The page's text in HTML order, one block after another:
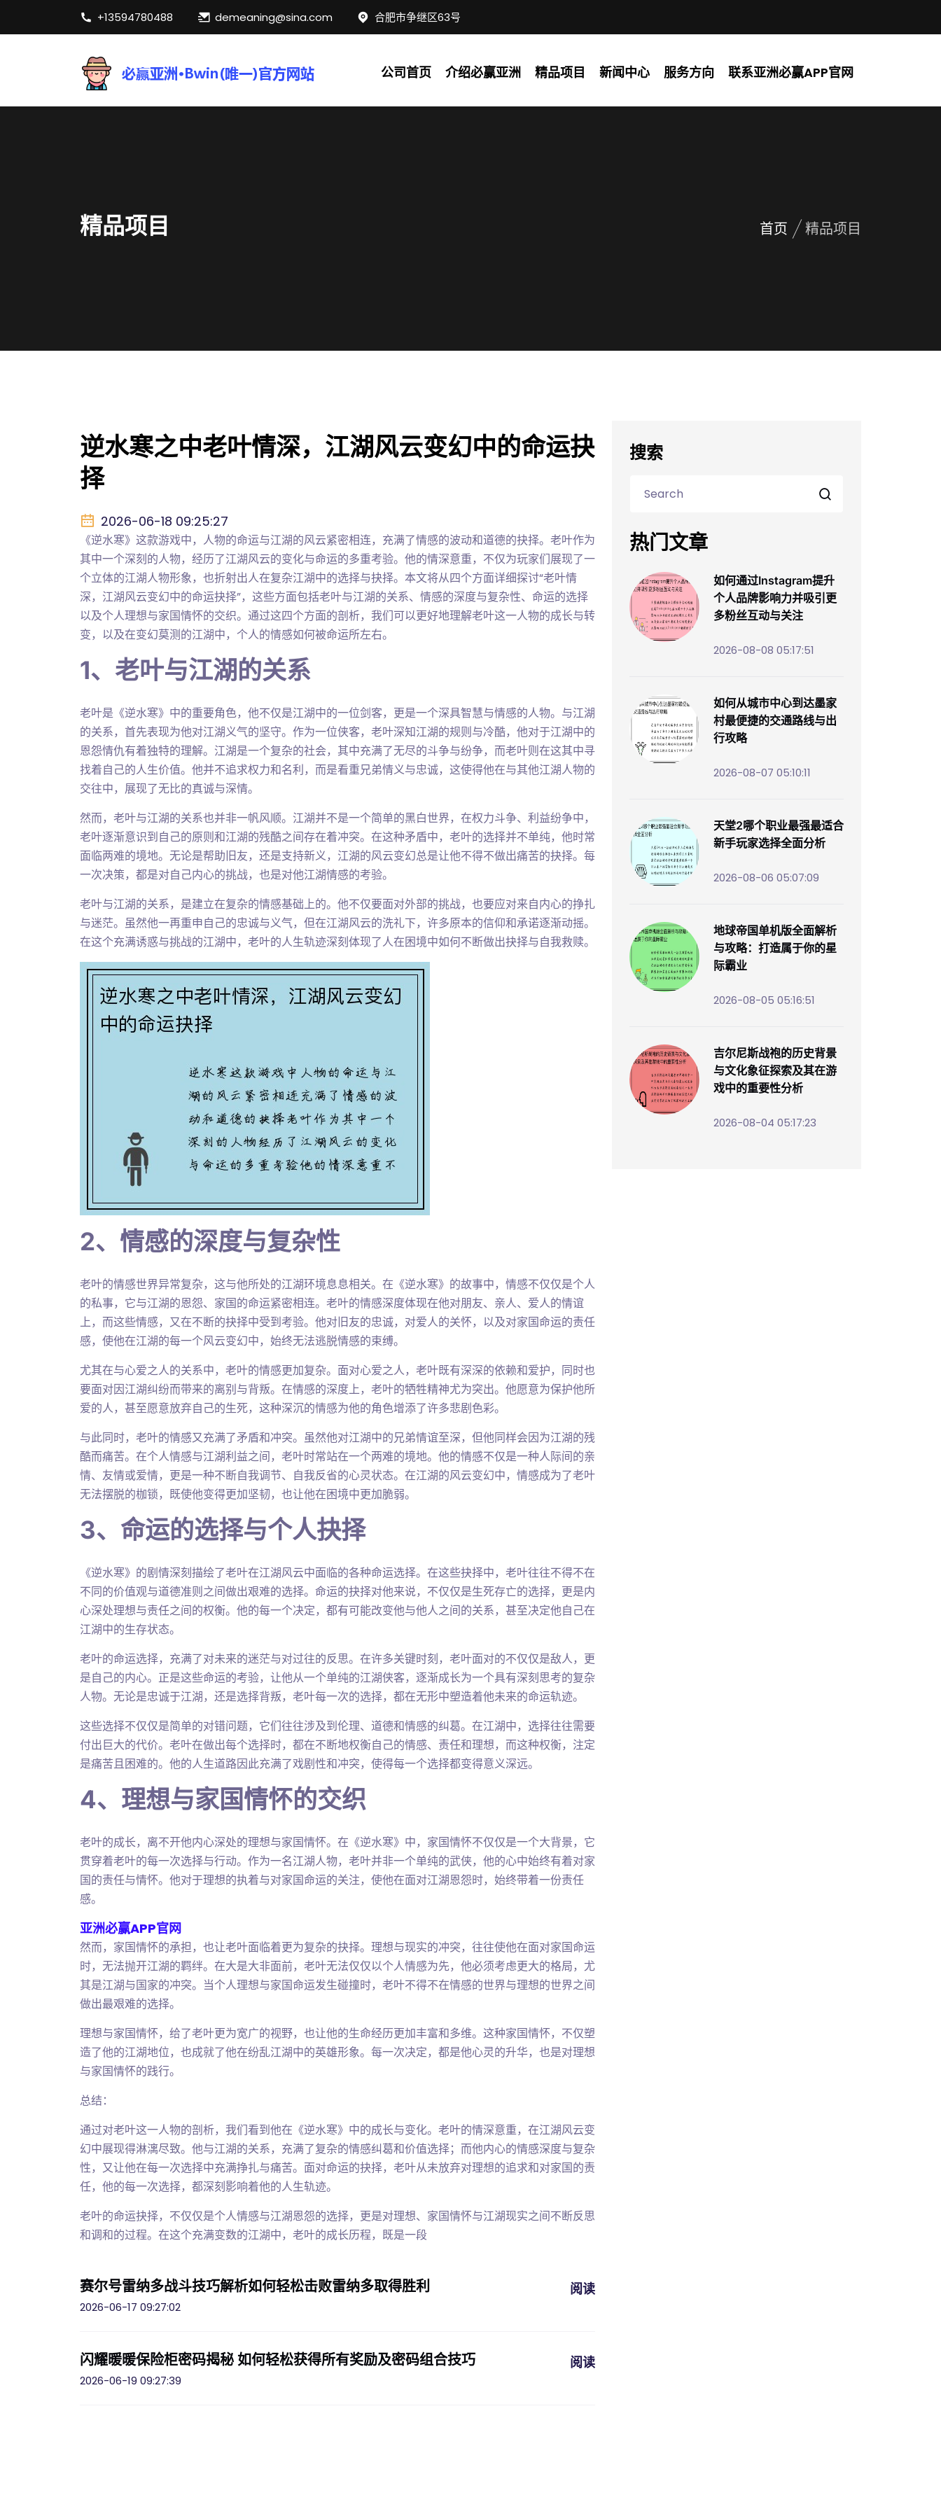
+13594780488 demeaning@sina.com 合肥市争继区63号
公司首页 介绍必赢亚洲 精品项目 新闻中心 服务方向 联系亚洲必赢APP官网
精品项目 首页 精品项目
逆水寒之中老叶情深，江湖风云变幻中的命运抉
择
2026-06-18 09:25:27
《逆水寒》这款游戏中，人物的命运与江湖的风云紧密相连，充满了情感的波动和道德的抉择。老叶作为
其中一个深刻的人物，经历了江湖风云的变化与命运的多重考验。他的情深意重，不仅为玩家们展现了一
个立体的江湖人物形象，也折射出人在复杂江湖中的选择与抉择。本文将从四个方面详细探讨“老叶情
深，江湖风云变幻中的命运抉择”，这些方面包括老叶与江湖的关系、情感的深度与复杂性、命运的选择
以及个人理想与家国情怀的交织。通过这四个方面的剖析，我们可以更好地理解老叶这一人物的成长与转
变，以及在变幻莫测的江湖中，个人的情感如何被命运所左右。
1、老叶与江湖的关系
老叶是《逆水寒》中的重要角色，他不仅是江湖中的一位剑客，更是一个深具智慧与情感的人物。与江湖
的关系，首先表现为他对江湖义气的坚守。作为一位侠客，老叶深知江湖的规则与冷酷，他对于江湖中的
恩怨情仇有着独特的理解。江湖是一个复杂的社会，其中充满了无尽的斗争与纷争，而老叶则在这其中寻
找着自己的人生价值。他并不追求权力和名利，而是看重兄弟情义与忠诚，这使得他在与其他江湖人物的
交往中，展现了无比的真诚与深情。
然而，老叶与江湖的关系也并非一帆风顺。江湖并不是一个简单的黑白世界，在权力斗争、利益纷争中，
老叶逐渐意识到自己的原则和江湖的残酷之间存在着冲突。在这种矛盾中，老叶的选择并不单纯，他时常
面临两难的境地。无论是帮助旧友，还是支持新义，江湖的风云变幻总是让他不得不做出痛苦的抉择。每
一次决策，都是对自己内心的挑战，也是对他江湖情感的考验。
老叶与江湖的关系，是建立在复杂的情感基础上的。他不仅要面对外部的挑战，也要应对来自内心的挣扎
与迷茫。虽然他一再重申自己的忠诚与义气，但在江湖风云的洗礼下，许多原本的信仰和承诺逐渐动摇。
在这个充满诱惑与挑战的江湖中，老叶的人生轨迹深刻体现了人在困境中如何不断做出抉择与自我救赎。
2、情感的深度与复杂性
老叶的情感世界异常复杂，这与他所处的江湖环境息息相关。在《逆水寒》的故事中，情感不仅仅是个人
的私事，它与江湖的恩怨、家国的命运紧密相连。老叶的情感深度体现在他对朋友、亲人、爱人的情谊
上，而这些情感，又在不断的抉择中受到考验。他对旧友的忠诚，对爱人的关怀，以及对家国命运的责任
感，使他在江湖的每一个风云变幻中，始终无法逃脱情感的束缚。
尤其在与心爱之人的关系中，老叶的情感更加复杂。面对心爱之人，老叶既有深深的依赖和爱护，同时也
要面对因江湖纠纷而带来的离别与背叛。在情感的深度上，老叶的牺牲精神尤为突出。他愿意为保护他所
爱的人，甚至愿意放弃自己的生死，这种深沉的情感为他的角色增添了许多悲剧色彩。
与此同时，老叶的情感又充满了矛盾和冲突。虽然他对江湖中的兄弟情谊至深，但他同样会因为江湖的残
酷而痛苦。在个人情感与江湖利益之间，老叶时常站在一个两难的境地。他的情感不仅是一种人际间的亲
情、友情或爱情，更是一种不断自我调节、自我反省的心灵状态。在江湖的风云变幻中，情感成为了老叶
无法摆脱的枷锁，既使他变得更加坚韧，也让他在困境中更加脆弱。
3、命运的选择与个人抉择
《逆水寒》的剧情深刻描绘了老叶在江湖风云中面临的各种命运选择。在这些抉择中，老叶往往不得不在
不同的价值观与道德准则之间做出艰难的选择。命运的抉择对他来说，不仅仅是生死存亡的选择，更是内
心深处理想与责任之间的权衡。他的每一个决定，都有可能改变他与他人之间的关系，甚至决定他自己在
江湖中的生存状态。
老叶的命运选择，充满了对未来的迷茫与对过往的反思。在许多关键时刻，老叶面对的不仅仅是敌人，更
是自己的内心。正是这些命运的考验，让他从一个单纯的江湖侠客，逐渐成长为一个具有深刻思考的复杂
人物。无论是忠诚于江湖，还是选择背叛，老叶每一次的选择，都在无形中塑造着他未来的命运轨迹。
这些选择不仅仅是简单的对错问题，它们往往涉及到伦理、道德和情感的纠葛。在江湖中，选择往往需要
付出巨大的代价。老叶在做出每个选择时，都在不断地权衡自己的情感、责任和理想，而这种权衡，注定
是痛苦且困难的。他的人生道路因此充满了戏剧性和冲突，使得每一个选择都变得意义深远。
4、理想与家国情怀的交织
老叶的成长，离不开他内心深处的理想与家国情怀。在《逆水寒》中，家国情怀不仅仅是一个大背景，它
贯穿着老叶的每一次选择与行动。作为一名江湖人物，老叶并非一个单纯的武侠，他的心中始终有着对家
国的责任与情怀。他对于理想的执着与对家国命运的关注，使他在面对江湖恩怨时，始终带着一份责任
感。
亚洲必赢APP官网
然而，家国情怀的承担，也让老叶面临着更为复杂的抉择。理想与现实的冲突，往往使他在面对家国命运
时，无法抛开江湖的羁绊。在大是大非面前，老叶无法仅仅以个人情感为先，他必须考虑更大的格局，尤
其是江湖与国家的冲突。当个人理想与家国命运发生碰撞时，老叶不得不在情感的世界与理想的世界之间
做出最艰难的选择。
理想与家国情怀，给了老叶更为宽广的视野，也让他的生命经历更加丰富和多维。这种家国情怀，不仅塑
造了他的江湖地位，也成就了他在纷乱江湖中的英雄形象。每一次决定，都是他心灵的升华，也是对理想
与家国情怀的践行。
总结：
通过对老叶这一人物的剖析，我们看到他在《逆水寒》中的成长与变化。老叶的情深意重，在江湖风云变
幻中展现得淋漓尽致。他与江湖的关系，充满了复杂的情感纠葛和价值选择；而他内心的情感深度与复杂
性，又让他在每一次选择中充满挣扎与痛苦。面对命运的抉择，老叶从未放弃对理想的追求和对家国的责
任，他的每一次选择，都深刻影响着他的人生轨迹。
老叶的命运抉择，不仅仅是个人情感与江湖恩怨的选择，更是对理想、家国情怀与江湖现实之间不断反思
和调和的过程。在这个充满变数的江湖中，老叶的成长历程，既是一段
赛尔号雷纳多战斗技巧解析如何轻松击败雷纳多取得胜利
2026-06-17 09:27:02
阅读
闪耀暖暖保险柜密码揭秘 如何轻松获得所有奖励及密码组合技巧
2026-06-19 09:27:39
阅读
搜索
热门文章
如何通过Instagram提升
个人品牌影响力并吸引更
多粉丝互动与关注
2026-08-08 05:17:51
如何从城市中心到达墨家
村最便捷的交通路线与出
行攻略
2026-08-07 05:10:11
天堂2哪个职业最强最适合
新手玩家选择全面分析
2026-08-06 05:07:09
地球帝国单机版全面解析
与攻略：打造属于你的星
际霸业
2026-08-05 05:16:51
吉尔尼斯战袍的历史背景
与文化象征探索及其在游
戏中的重要性分析
2026-08-04 05:17:23